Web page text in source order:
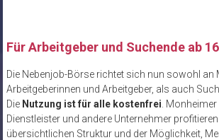
Für Arbeitgeber und Suchende ab 16
Die Nebenjob-Börse richtet sich nun sowohl an
Arbeitgeberinnen und Arbeitgeber, als auch
Die Nutzung ist für alle kostenfrei .
Dienstleister und andere Unternehmer
übersichtlichen Struktur und der Möglichkeit,